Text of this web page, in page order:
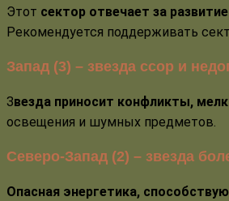
Этот сектор отвечает за
Рекомендуется поддерживать
Запад (3) – звезда ссор и
Звезда приносит конфликты,
освещения и шумных предметов.
Северо-Запад (2) – звезда
Опасная энергетика,